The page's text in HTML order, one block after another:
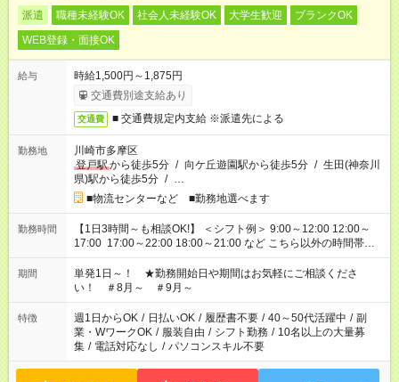
派遣 職種未経験OK 社会人未経験OK 大学生歓迎
ブランクOK
WEB登録・面接OK
給与
時給1,500円～1,875円
交通費別途支給あり
交通費 ■ 交通費規定内支給 ※派遣先による
勤務地
川崎市多摩区
登戸駅から徒歩5分 / 向ケ丘遊園駅から徒歩5分 / 生田(神奈川
県)駅から徒歩5分 / …
■物流センターなど ■勤務地選べます
勤務時間
【1日3時間～も相談OK!】 ＜シフト例＞ 9:00～12:00 12:00～
17:00 17:00～22:00 18:00～21:00 など こちら以外の時間帯も
お気軽にご相談ください！
期間
単発1日～！ ★勤務開始日や期間はお気軽にご相談くださ
い！ ＃8月～ ＃9月～
特徴 週1日からOK / 日払いOK / 履歴書不要 / 40～50代活躍中 / 副
業・WワークOK / 服装自由 / シフト勤務 / 10名以上の大量募
集 / 電話対応なし / パソコンスキル不要